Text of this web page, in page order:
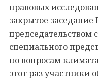
правовых
закрытое
председательством
специального
по вопросам
этот раз участники